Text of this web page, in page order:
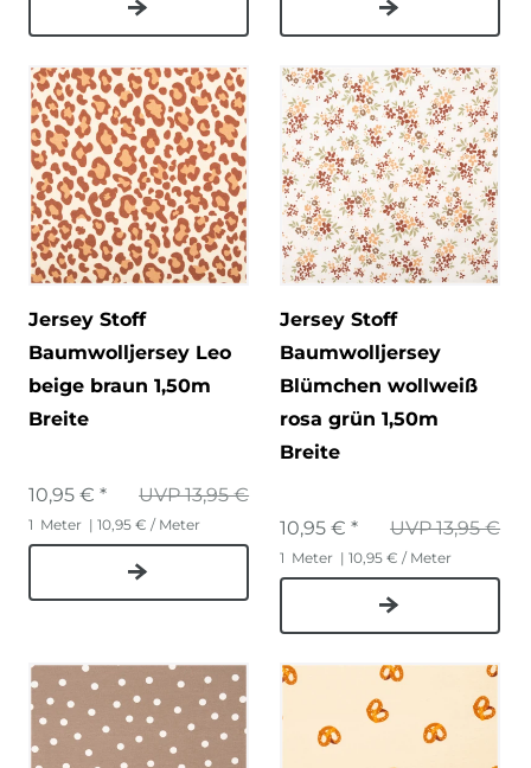
Jersey Stoff
Baumwolljersey Leo
beige braun 1,50m
Breite
UVP 13,95 €
10,95 € *
1 Meter | 10,95 € / Meter
Jersey Stoff
Baumwolljersey
Blümchen wollweiß
rosa grün 1,50m
Breite
UVP 13,95 €
10,95 € *
1 Meter | 10,95 € / Meter